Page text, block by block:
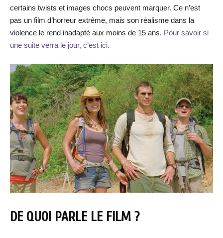
certains twists et images chocs peuvent marquer. Ce n’est
pas un film d’horreur extrême, mais son réalisme dans la
violence le rend inadapté aux moins de 15 ans. Pour savoir si
une suite verra le jour, c’est ici.
DE QUOI PARLE LE FILM ?